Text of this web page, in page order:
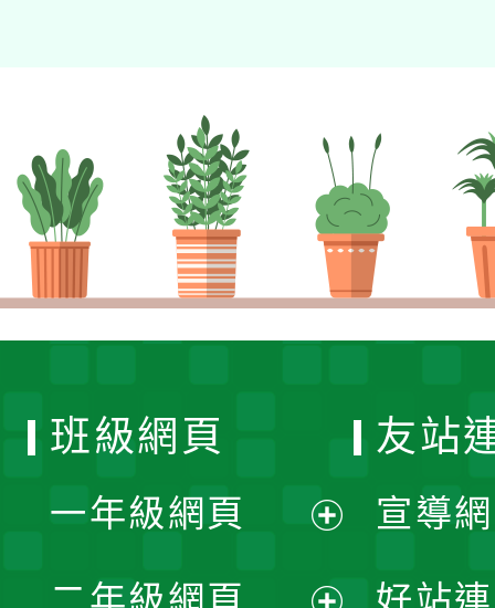
班級網頁
一年級網頁
二年級網頁
友站
宣導
好站